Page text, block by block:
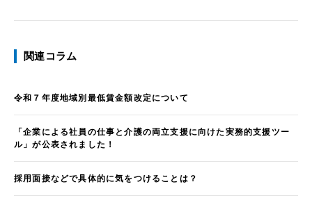
関連コラム
令和７年度地域別最低賃金額改定について
「企業による社員の仕事と介護の両立支援に向けた実務的支援ツー
ル」が公表されました！
採用面接などで具体的に気をつけることは？